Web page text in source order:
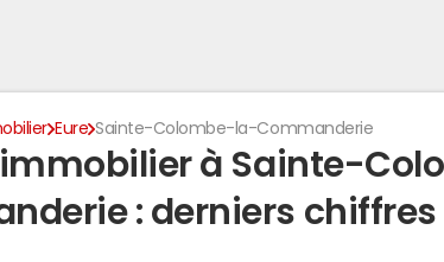
Eure Sainte-Colombe-la-Commanderie
immobilier à Sainte-
: derniers chiffres